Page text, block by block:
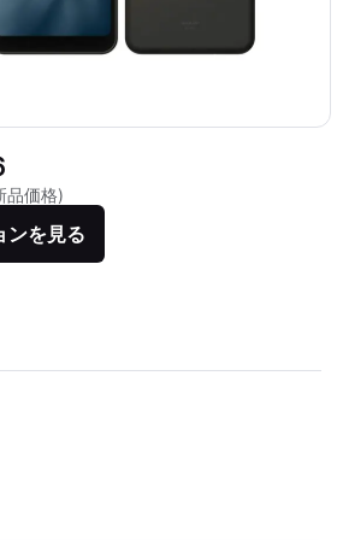
シュ品の価格：
品価格)
ンを見る